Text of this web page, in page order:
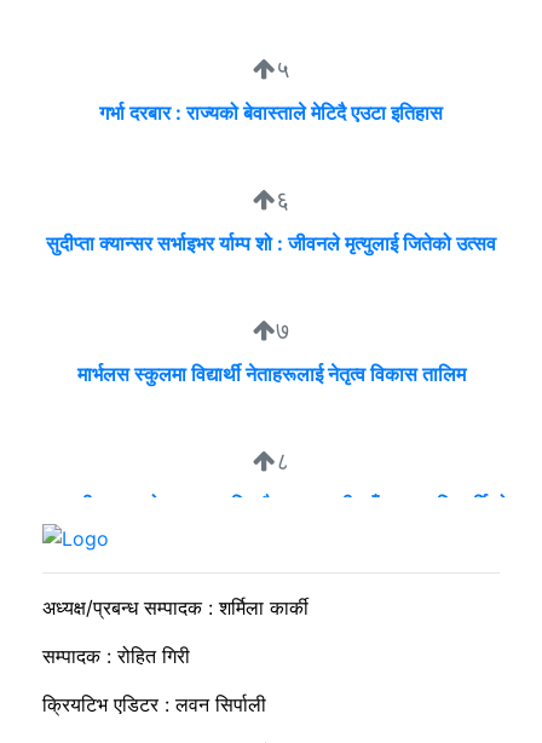
५
गर्भा दरबार : राज्यको बेवास्ताले मेटिदै एउटा इतिहास
६
सुदीप्ता क्यान्सर सर्भाइभर र्याम्प शो : जीवनले मृत्युलाई जितेको उत्सव
७
मार्भलस स्कुलमा विद्यार्थी नेताहरूलाई नेतृत्व विकास तालिम
८
व्यवसायी मुन्दडाको घरमा एकाबिहानै खानतलासी, पाँच घन्टापछि फर्कियो
अध्यक्ष/प्रबन्ध सम्पादक : शर्मिला कार्की
सम्पादक : रोहित गिरी
क्रियटिभ एडिटर : लवन सिर्पाली